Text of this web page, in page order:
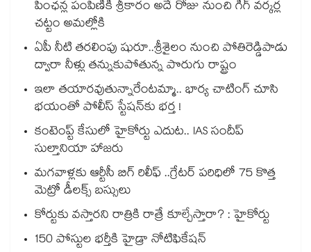
పింఛన్ల పంపిణీకి శ్రీకారం అదే రోజు నుంచి గిగ్ వర్కర్ల
చట్టం అమల్లోకి
ఏపీ నీటి తరలింపు షురూ..శ్రీశైలం నుంచి పోతిరెడ్డిపాడు
ద్వారా నీళ్లు తన్నుకుపోతున్న పొరుగు రాష్ట్రం
ఇలా తయారవుతున్నారేంటమ్మా.. భార్య చాటింగ్ చూసి
భయంతో పోలీస్ స్టేషన్⁫కు భర్త !
కంటెంప్ట్ కేసులో హైకోర్టు ఎదుట.. IAS సందీప్
సుల్తానియా హాజరు
మగవాళ్లకు ఆర్టీసీ బిగ్ రిలీఫ్ ..గ్రేటర్ పరిధిలో 75 కొత్త
మెట్రో డీలక్స్ బస్సులు
కోర్టుకు వస్తారని రాత్రికి రాత్రే కూల్చేస్తారా? : హైకోర్టు
150 పోస్టుల భర్తీకి హైడ్రా నోటిఫికేషన్